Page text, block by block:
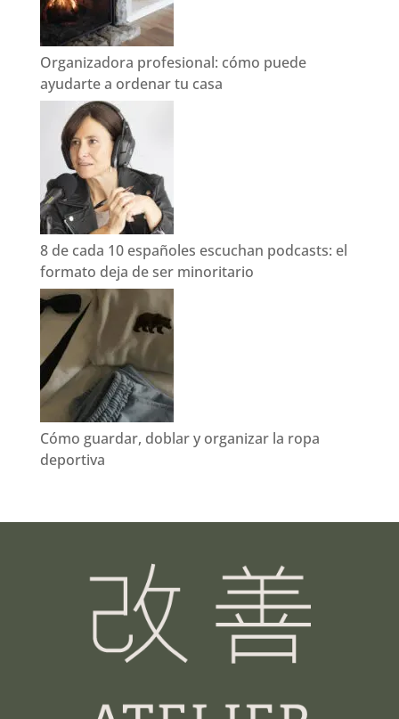
Organizadora profesional: cómo puede
ayudarte a ordenar tu casa
8 de cada 10 españoles escuchan podcasts: el
formato deja de ser minoritario
Cómo guardar, doblar y organizar la ropa
deportiva